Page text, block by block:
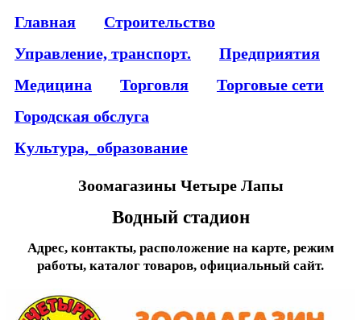
Главная
Строительство
Управление, транспорт.
Предприятия
Медицина
Торговля
Торговые сети
Городская обслуга
Культура,_образование
Зоомагазины Четыре Лапы
Водный стадион
Адрес, контакты, расположение на карте, режим
работы, каталог товаров, официальный сайт.